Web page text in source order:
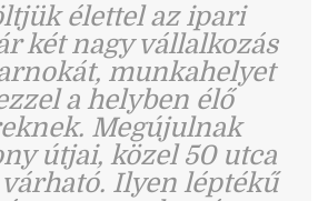
élettel az ipari
két nagy vállalkozás
munkahelyet
a helyben élő
Megújulnak
útjai, közel 50 utca
Ilyen léptékű